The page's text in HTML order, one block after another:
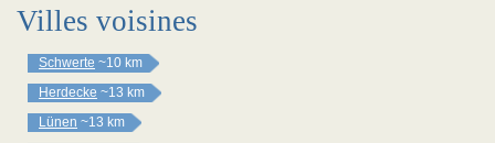
Villes voisines
Schwerte ~10 km
Herdecke ~13 km
Lünen ~13 km